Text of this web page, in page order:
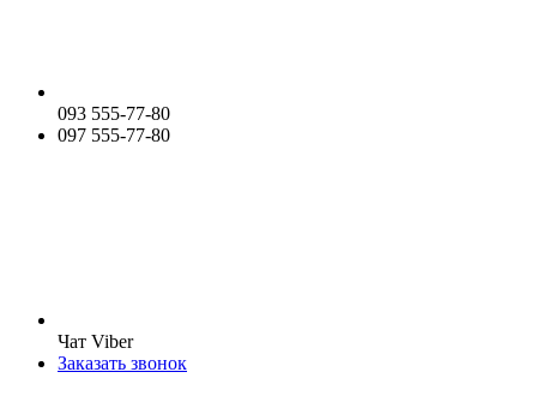
093 555-77-80
097 555-77-80
Чат Viber
Заказать звонок